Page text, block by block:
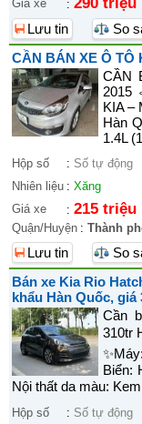
Giá xe
:
Lưu tin
So
CẦN BÁN XE Ô TÔ
CẦN
2015
KIA –
Hàn
1.4L
Hộp số : Số tự động
Nhiên liệu : Xăng
Giá xe
: 215 triệu
Quận/Huyện : Thành
Lưu tin
So
Bán xe Kia Rio
khẩu Hàn Quốc, giá
Cần
310tr
Biển:
Nội thất da màu:
Hộp số : Số tự động